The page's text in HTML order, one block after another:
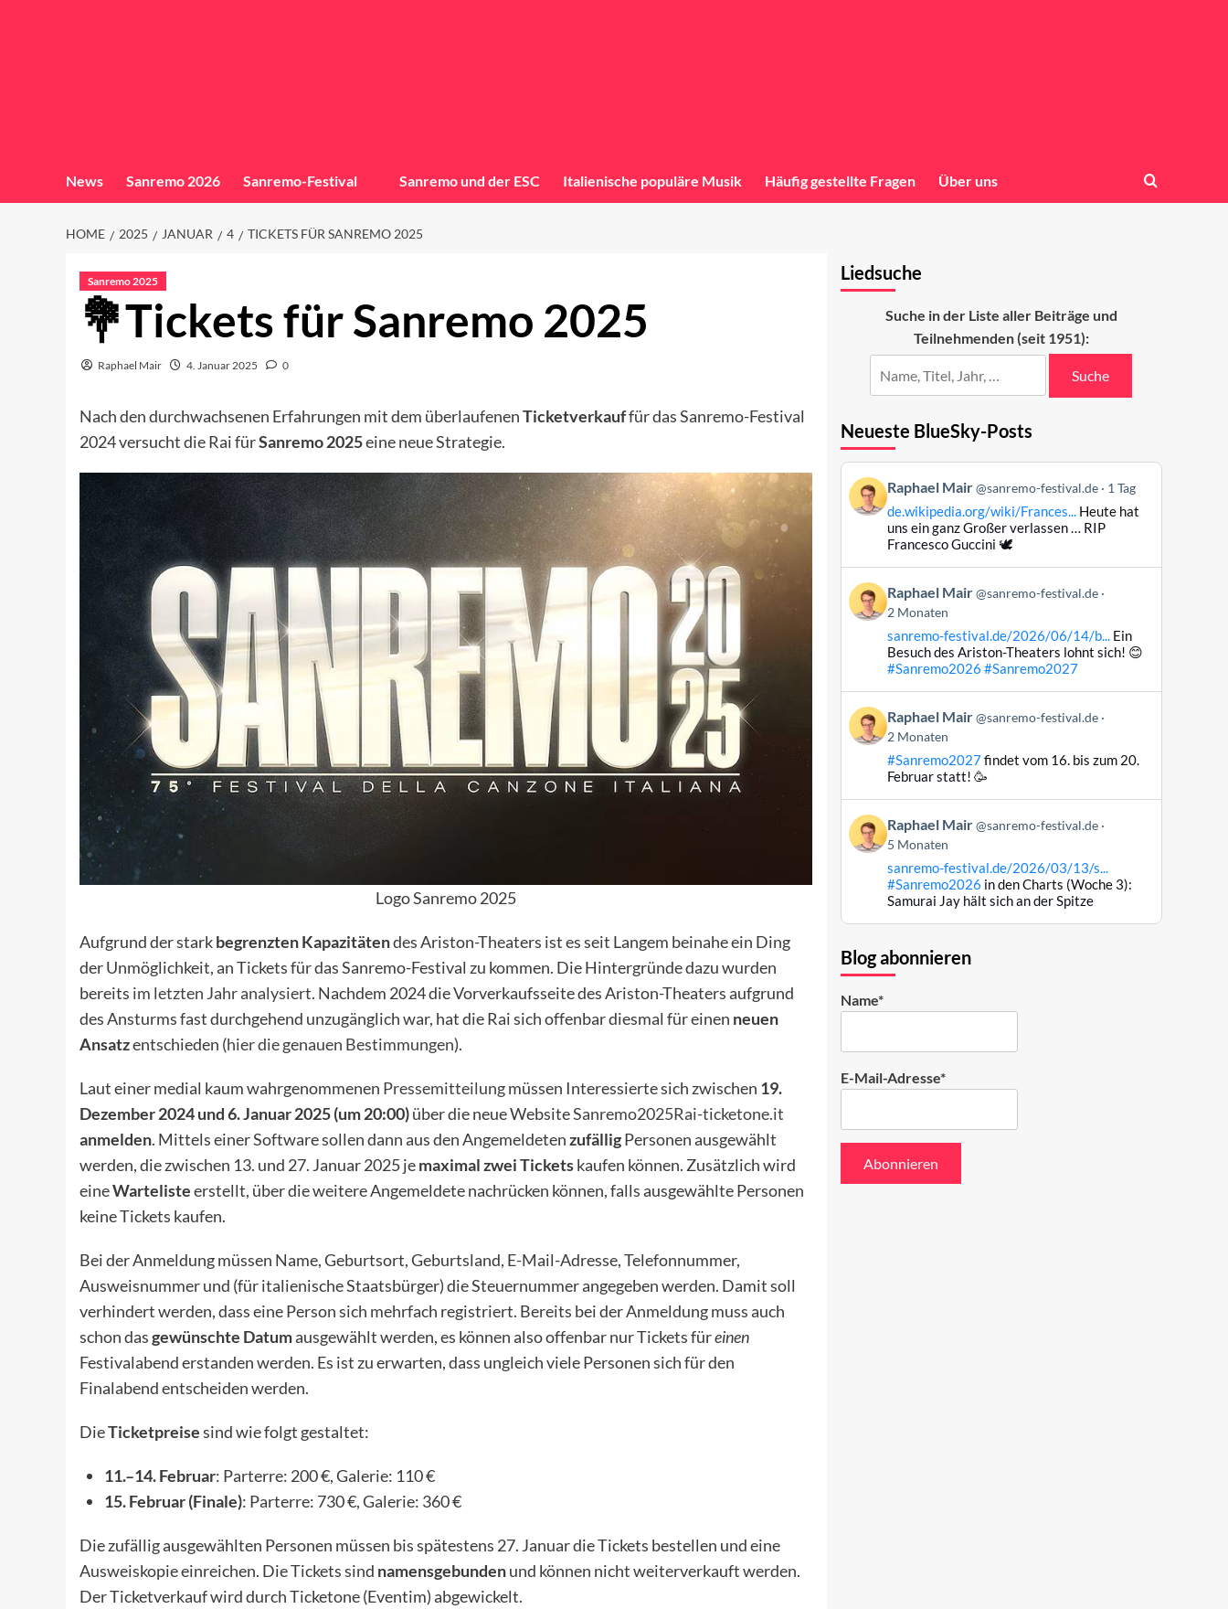
News Sanremo 2026 Sanremo-Festival Sanremo und der ESC Italienische populäre Musik Häufig gestellte Fragen Über uns
HOME 2025 JANUAR 4 TICKETS FÜR SANREMO 2025
Sanremo 2025
Tickets für Sanremo 2025
Raphael Mair 4. Januar 2025 0
Nach den durchwachsenen Erfahrungen mit dem überlaufenenTicketverkauffür das Sanremo-Festival
2024 versucht die Rai fürSanremo 2025eine neue Strategie.
Logo Sanremo 2025
Aufgrund der starkbegrenzten Kapazitätendes Ariston-Theaters ist es seit Langem beinahe ein Ding
der Unmöglichkeit, an Tickets für das Sanremo-Festival zu kommen. Die Hintergründe dazu wurden
bereits im letzten Jahr analysiert. Nachdem 2024 die Vorverkaufsseite des Ariston-Theaters aufgrund
des Ansturms fast durchgehend unzugänglich war, hat die Rai sich offenbar diesmal für einen neuen
Ansatzentschieden (hier die genauen Bestimmungen).
Laut einer medial kaum wahrgenommenen Pressemitteilungmüssen Interessierte sich zwischen 19.
Dezember 2024 und 6. Januar 2025 (um 20:00)über die neue WebsiteSanremo2025Rai-ticketone.it
anmelden. Mittels einer Software sollen dann aus den AngemeldetenzufälligPersonen ausgewählt
werden, die zwischen 13. und 27. Januar 2025 jemaximal zwei Ticketskaufen können. Zusätzlich wird
eineWartelisteerstellt, über die weitere Angemeldete nachrücken können, falls ausgewählte Personen
keine Tickets kaufen.
Bei der Anmeldung müssen Name, Geburtsort, Geburtsland, E-Mail-Adresse, Telefonnummer,
Ausweisnummer und (für italienische Staatsbürger) die Steuernummer angegeben werden. Damit soll
verhindert werden, dass eine Person sich mehrfach registriert. Bereits bei der Anmeldung muss auch
schon dasgewünschte Datumausgewählt werden, es können also offenbar nur Tickets füreinen
Festivalabend erstanden werden. Es ist zu erwarten, dass ungleich viele Personen sich für den
Finalabend entscheiden werden.
DieTicketpreisesind wie folgt gestaltet:
11.–14. Februar: Parterre: 200 €, Galerie: 110 €
15. Februar (Finale): Parterre: 730 €, Galerie: 360 €
Die zufällig ausgewählten Personen müssen bis spätestens 27. Januar die Tickets bestellen und eine
Ausweiskopie einreichen. Die Tickets sind namensgebundenund können nicht weiterverkauft werden.
Der Ticketverkauf wird durch Ticketone (Eventim) abgewickelt.
Liedsuche
Suche in der Liste aller Beiträge und
Teilnehmenden (seit 1951):
Suche
Neueste BlueSky-Posts
Beitrag
von
Raphael
ansehen
Raphael Mair @sanremo-festival.de 1 Tag
de.wikipedia.org/wiki/Frances...Heute hat
uns ein ganz Großer verlassen … RIP
Francesco Guccini 🕊️
Beitrag
von
Raphael
Raphael Mair @sanremo-festival.de
2 Monaten
sanremo-festival.de/2026/06/14/b...Ein
Besuch des Ariston-Theaters lohnt sich! 😊
#Sanremo2026 #Sanremo2027
Beitrag
von
Raphael
Bluesky
ansehen
Raphael Mair @sanremo-festival.de
2 Monaten
#Sanremo2027findet vom 16. bis zum 20.
Februar statt! 🥳
Beitrag
von
Raphael
Raphael Mair @sanremo-festival.de
5 Monaten
sanremo-festival.de/2026/03/13/s...
#Sanremo2026 in den Charts (Woche 3):
Samurai Jay hält sich an der Spitze
Blog abonnieren
Name*
E-Mail-Adresse*